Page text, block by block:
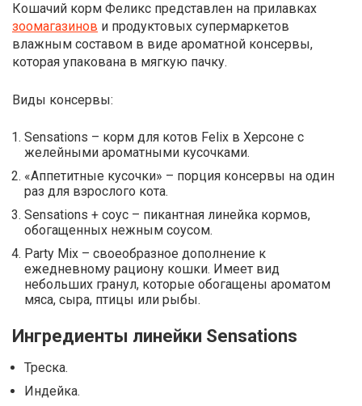
Кошачий корм Феликс представлен на прилавках
зоомагазинов и продуктовых супермаркетов
влажным составом в виде ароматной консервы,
которая упакована в мягкую пачку.
Виды консервы:
Sensations – корм для котов Felix в Херсоне с
желейными ароматными кусочками.
«Аппетитные кусочки» – порция консервы на один
раз для взрослого кота.
Sensations + соус – пикантная линейка кормов,
обогащенных нежным соусом.
Party Mix – своеобразное дополнение к
ежедневному рациону кошки. Имеет вид
небольших гранул, которые обогащены ароматом
мяса, сыра, птицы или рыбы.
Ингредиенты линейки Sensations
Треска.
Индейка.